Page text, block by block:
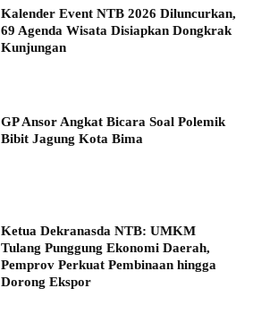
Kalender Event NTB 2026 Diluncurkan,
69 Agenda Wisata Disiapkan Dongkrak
Kunjungan
GP Ansor Angkat Bicara Soal Polemik
Bibit Jagung Kota Bima
Ketua Dekranasda NTB: UMKM
Tulang Punggung Ekonomi Daerah,
Pemprov Perkuat Pembinaan hingga
Dorong Ekspor